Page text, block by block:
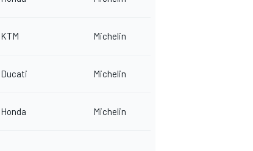
KTM Michelin
Ducati Michelin
Honda Michelin